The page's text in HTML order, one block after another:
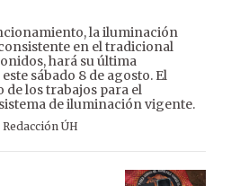
la iluminación
en el tradicional
hará su última
sábado 8 de agosto. El
de los trabajos para el
de iluminación vigente.
Redacción ÚH